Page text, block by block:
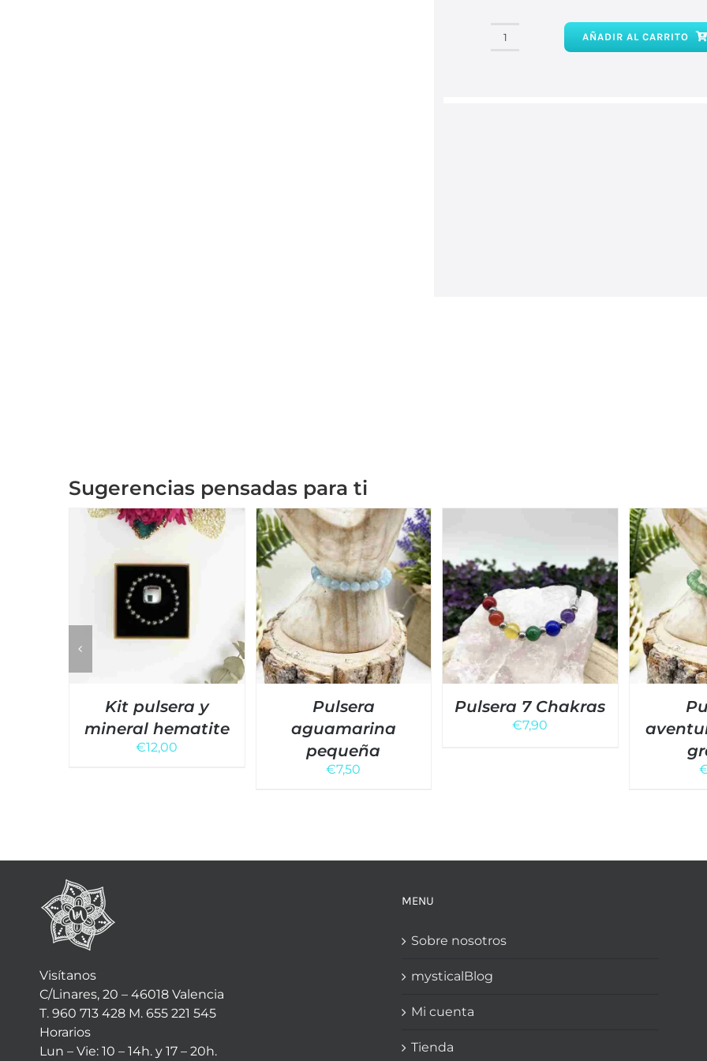
Colgante
AÑADIR AL CARRITO
Sugerencias pensadas para ti
Kit pulsera y
mineral hematite
€12,00
Pulsera
aguamarina
pequeña
€7,50
Pulsera 7 Chakras
€7,90
Visítanos
C/Linares, 20 – 46018 Valencia
T. 960 713 428 M. 655 221 545
Horarios
Lun – Vie: 10 – 14h. y 17 – 20h.
MENU
Sobre nosotros
mysticalBlog
Mi cuenta
Tienda